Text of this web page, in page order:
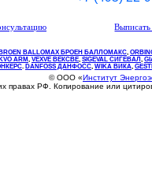
BROEN BALLOMAX БРОЕН БАЛЛОМАКС,
KVO ARM, VEXVE ВЕКСВЕ, SIGEVAL СИГЕВАЛ ,
. DANFOSS ДАНФОСС, WIKA ВИКА,
© ООО «Институт
правах РФ. Копирование или